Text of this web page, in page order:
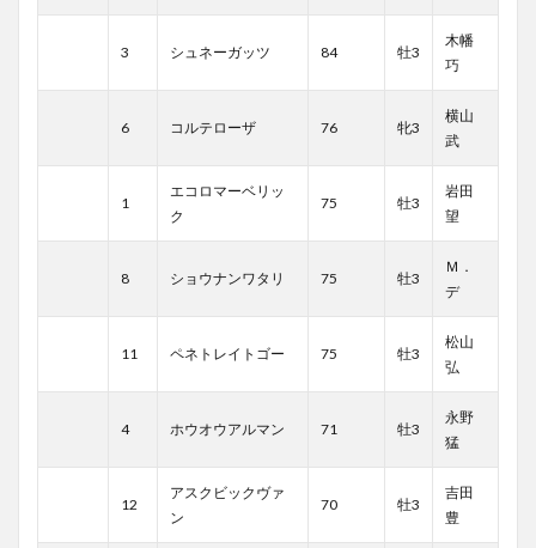
3 シュネーガッツ 84 牡3
木幡
巧
6 コルテローザ 76 牝3
横山
武
1
エコロマーベリッ
ク
75 牡3
岩田
望
8 ショウナンワタリ 75 牡3
Ｍ．
デ
11 ペネトレイトゴー 75 牡3
松山
弘
4 ホウオウアルマン 71 牡3
永野
猛
12
アスクビックヴァ
ン
70 牡3
吉田
豊